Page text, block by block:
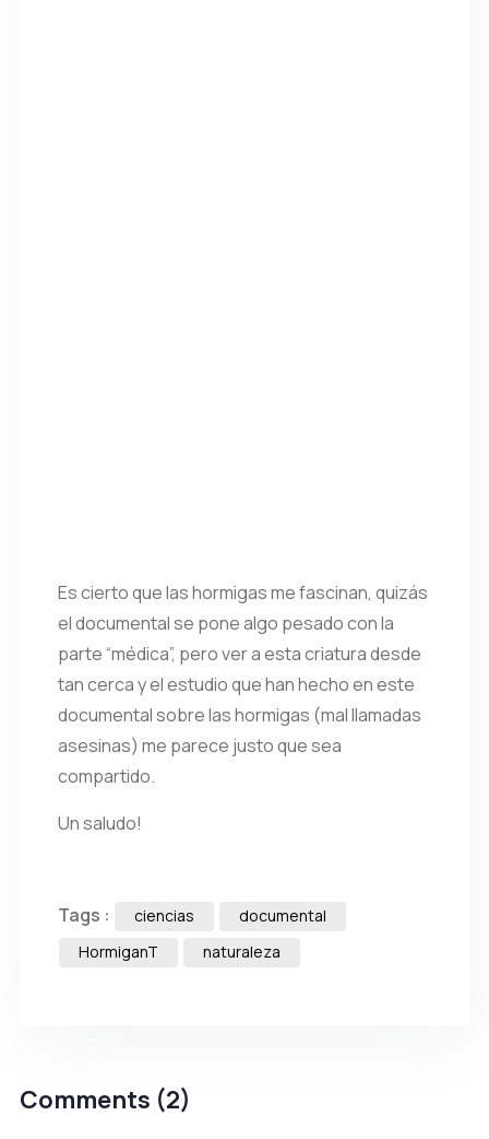
Es cierto que las hormigas me fascinan, quizás
el documental se pone algo pesado con la
parte “médica”, pero ver a esta criatura desde
tan cerca y el estudio que han hecho en este
documental sobre las hormigas (mal llamadas
asesinas) me parece justo que sea
compartido.
Un saludo!
Tags : ciencias
documental
HormiganT
naturaleza
Comments (2)